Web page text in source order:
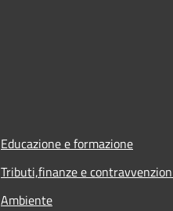
Educazione e formazione
Tributi,finanze e
Ambiente